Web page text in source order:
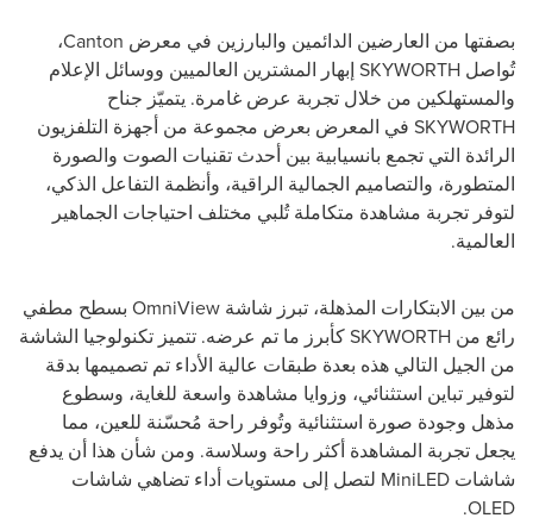
بصفتها من العارضين الدائمين والبارزين في معرض Canton،
تُواصل SKYWORTH إبهار المشترين العالميين ووسائل الإعلام
والمستهلكين من خلال تجربة عرض غامرة. يتميّز جناح
SKYWORTH في المعرض بعرض مجموعة من أجهزة التلفزيون
الرائدة التي تجمع بانسيابية بين أحدث تقنيات الصوت والصورة
المتطورة، والتصاميم الجمالية الراقية، وأنظمة التفاعل الذكي،
لتوفر تجربة مشاهدة متكاملة تُلبي مختلف احتياجات الجماهير
العالمية.
من بين الابتكارات المذهلة، تبرز شاشة OmniView بسطح مطفي
رائع من SKYWORTH كأبرز ما تم عرضه. تتميز تكنولوجيا الشاشة
من الجيل التالي هذه بعدة طبقات عالية الأداء تم تصميمها بدقة
لتوفير تباين استثنائي، وزوايا مشاهدة واسعة للغاية، وسطوع
مذهل وجودة صورة استثنائية وتُوفر راحة مُحسّنة للعين، مما
يجعل تجربة المشاهدة أكثر راحة وسلاسة. ومن شأن هذا أن يدفع
شاشات MiniLED لتصل إلى مستويات أداء تضاهي شاشات
OLED.